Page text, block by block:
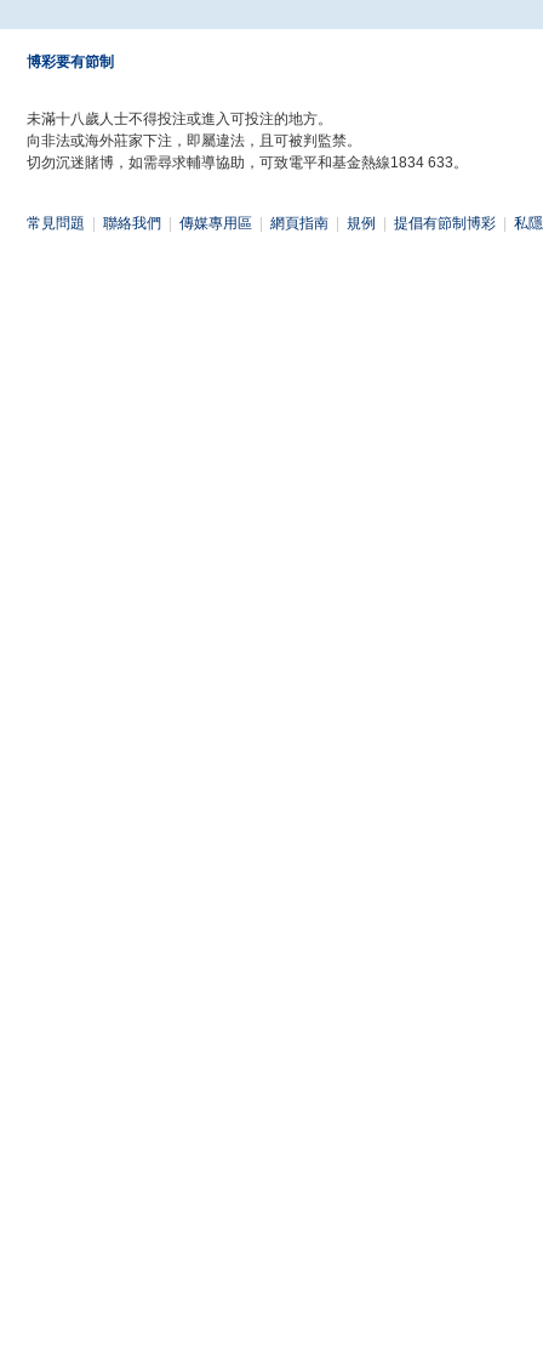
博彩要有節制
未滿十八歲人士不得投注或進入可投注的地方。
向非法或海外莊家下注，即屬違法，且可被判監禁。
切勿沉迷賭博，如需尋求輔導協助，可致電平和基金熱線1834 633。
常見問題 聯絡我們 傳媒專用區 網頁指南 規例 提倡有節制博彩 私